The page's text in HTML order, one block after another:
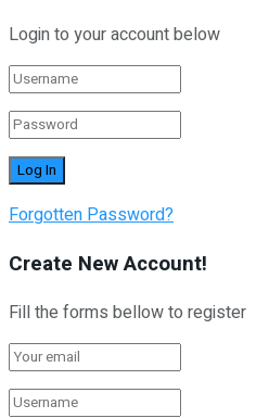
Login to your account below
Forgotten Password?
Create New Account!
Fill the forms bellow to register